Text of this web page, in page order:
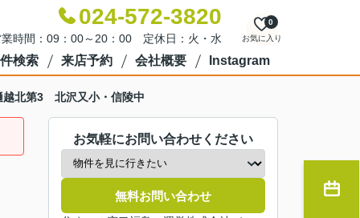
024-572-3820
時間：09：00～20：00 定休日：火・水 お気に入り
0
検索 来店予約 会社概要 Instagram
北第3 北沢又小・信陵中
お気軽にお問い合わせください
無料お問い合わせ